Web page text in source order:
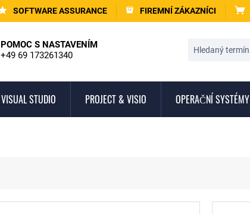
SOFTWARE ASSURANCE FIREMNÍ ZÁKAZNÍCI
POMOC S NASTAVENÍM
+49 69 173261340
VISUAL STUDIO PROJECT & VISIO OPERAČNÍ SYSTÉMY